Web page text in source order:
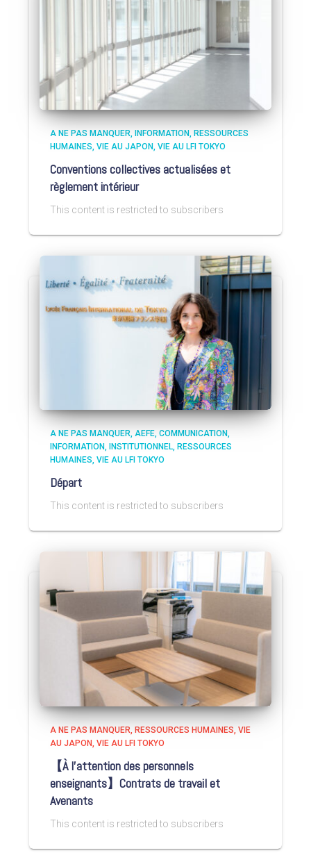
A NE PAS MANQUER INFORMATION RESSOURCES
HUMAINES VIE AU JAPON VIE AU LFI TOKYO
Conventions collectives actualisées et
règlement intérieur
This content is restricted to subscribers
A NE PAS MANQUER AEFE COMMUNICATION
INFORMATION
INSTITUTIONNEL RESSOURCES
HUMAINES VIE AU LFI TOKYO
Départ
This content is restricted to subscribers
A NE PAS MANQUER RESSOURCES HUMAINES VIE
AU JAPON VIE AU LFI TOKYO
【À l’attention des personnels
enseignants】Contrats de travail et
Avenants
This content is restricted to subscribers